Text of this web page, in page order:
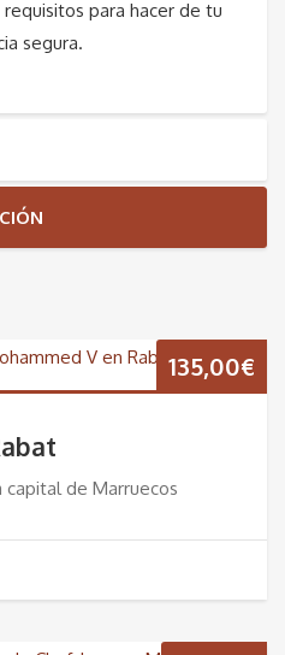
para hacer de tu
segura.
135,00€
de Marruecos